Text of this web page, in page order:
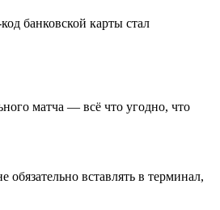
банковской карты стал
матча — всё что угодно, что
вставлять в терминал,